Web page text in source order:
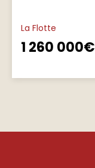
La Flotte
1 260 000€